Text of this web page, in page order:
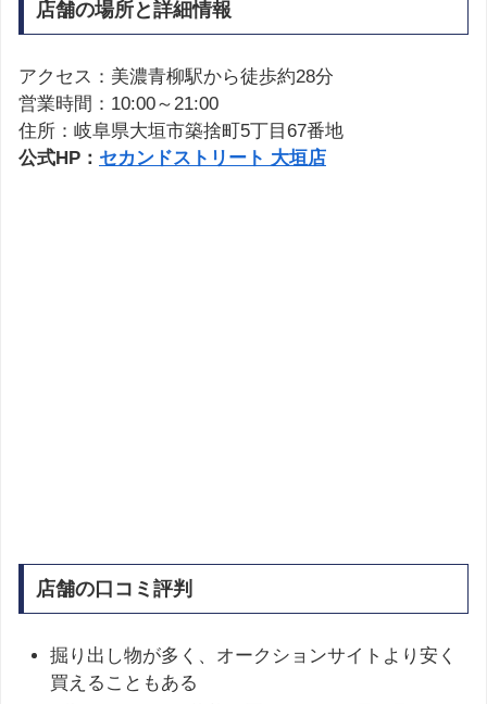
店舗の場所と詳細情報
アクセス：美濃青柳駅から徒歩約28分
営業時間：10:00～21:00
住所：岐阜県大垣市築捨町5丁目67番地
公式HP： セカンドストリート 大垣店
店舗の口コミ評判
掘り出し物が多く、オークションサイトより安く
買えることもある